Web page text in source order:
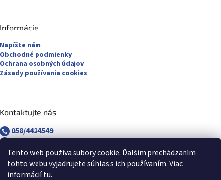
Tento web používa súbory cookie. Ďalším prechádzaním
tohto webu vyjadrujete súhlas s ich používaním. Viac
informáciítu.
Informácie
Napíšte nám
Obchodné podmienky
Ochrana osobných údajov
Zásady používania cookies
Kontaktujte nás
058/4424549
revuca@majsterpapier.sk